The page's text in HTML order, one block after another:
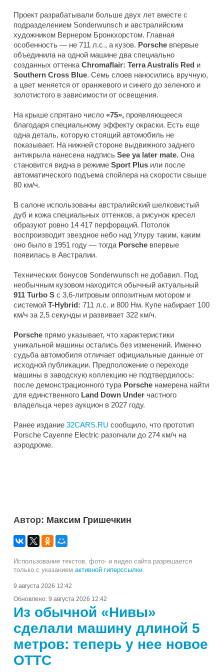
Проект разрабатывали больше двух лет вместе с
подразделением Sonderwunsch и австралийским
художником Вернером Бронкхорстом. Главная
особенность — не 711 л.с., а кузов. Porsche впервые
объединила на одной машине два специально
созданных оттенка Chromaflair: Terra Australis Red и
Southern Cross Blue. Семь слоев наносились вручную,
а цвет меняется от оранжевого и синего до зеленого и
золотистого в зависимости от освещения.
На крыше спрятано число «75», проявляющееся
благодаря специальному эффекту окраски. Есть еще
одна деталь, которую стоящий автомобиль не
показывает. На нижней стороне выдвижного заднего
антикрыла нанесена надпись See ya later mate. Она
становится видна в режиме Sport Plus или после
автоматического подъема спойлера на скорости свыше
80 км/ч.
В салоне использованы австралийский шелковистый
дуб и кожа специальных оттенков, а рисунок кресел
образуют ровно 14 417 перфораций. Потолок
воспроизводит звездное небо над Улуру таким, каким
оно было в 1951 году — тогда Porsche впервые
появилась в Австралии.
Технических бонусов Sonderwunsch не добавил. Под
необычным кузовом находится обычный актуальный
911 Turbo S с 3,6-литровым оппозитным мотором и
системой T-Hybrid: 711 л.с. и 800 Нм. Купе набирает 100
км/ч за 2,5 секунды и развивает 322 км/ч.
Porsche прямо указывает, что характеристики
уникальной машины остались без изменений. Именно
судьба автомобиля отличает официальные данные от
исходной публикации. Предположение о переходе
машины в заводскую коллекцию не подтвердилось:
после демонстрационного тура Porsche намерена найти
для единственного Land Down Under частного
владельца через аукцион в 2027 году.
Ранее издание 32CARS.RU сообщило, что прототип
Porsche Cayenne Electric разогнали до 274 км/ч на
аэродроме.
Автор: Максим Гришечкин
Использование текстов, фото- и видео сайта разрешается
только с указанием активной гиперссылки.
9 августа 2026 12:42
Обновлено: 9 августа 2026 12:42
Из обычной «Нивы»
сделали машину длиной 5
метров: теперь у нее новое
ОТТС